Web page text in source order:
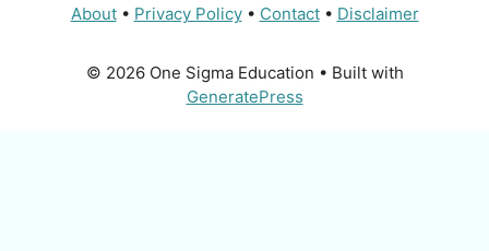
About• Privacy Policy• Contact• Disclaimer
© 2026 One Sigma Education • Built with
GeneratePress